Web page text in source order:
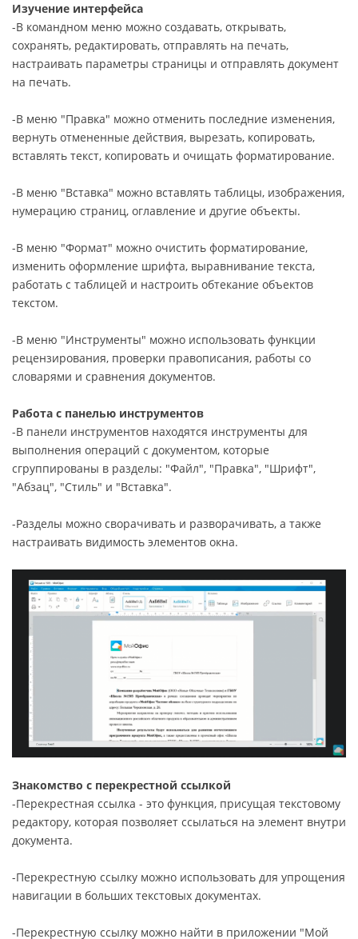
Изучение интерфейса
-В командном меню можно создавать, открывать,
сохранять, редактировать, отправлять на печать,
настраивать параметры страницы и отправлять документ
на печать.
-В меню "Правка" можно отменить последние изменения,
вернуть отмененные действия, вырезать, копировать,
вставлять текст, копировать и очищать форматирование.
-В меню "Вставка" можно вставлять таблицы, изображения,
нумерацию страниц, оглавление и другие объекты.
-В меню "Формат" можно очистить форматирование,
изменить оформление шрифта, выравнивание текста,
работать с таблицей и настроить обтекание объектов
текстом.
-В меню "Инструменты" можно использовать функции
рецензирования, проверки правописания, работы со
словарями и сравнения документов.
Работа с панелью инструментов
-В панели инструментов находятся инструменты для
выполнения операций с документом, которые
сгруппированы в разделы: "Файл", "Правка", "Шрифт",
"Абзац", "Стиль" и "Вставка".
-Разделы можно сворачивать и разворачивать, а также
настраивать видимость элементов окна.
Знакомство с перекрестной ссылкой
-Перекрестная ссылка - это функция, присущая текстовому
редактору, которая позволяет ссылаться на элемент внутри
документа.
-Перекрестную ссылку можно использовать для упрощения
навигации в больших текстовых документах.
-Перекрестную ссылку можно найти в приложении "Мой